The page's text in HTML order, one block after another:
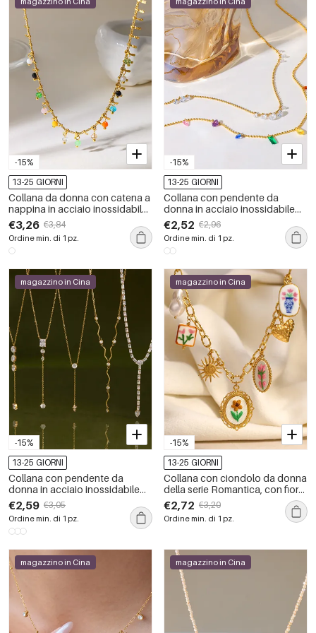
-15%
13-25 GIORNI
Collana da donna con catena a
nappina in acciaio inossidabile,
impermeabile, color oro e
zirconi.
€3,26 €3,84
Ordine min. di 1 pz.
-15%
13-25 GIORNI
Collana con pendente da
donna in acciaio inossidabile
impermeabile color oro con
zirconi
€2,52 €2,96
Ordine min. di 1 pz.
-15%
magazzino in Cina
13-25 GIORNI
Collana con pendente da
donna in acciaio inossidabile
impermeabile color oro con
zirconi
€2,59 €3,05
Ordine min. di 1 pz.
-15%
magazzino in Cina
13-25 GIORNI
Collana con ciondolo da donna
della serie Romantica, con fiore
dolce, forma irregolare e cuore,
in acciaio inossidabile,
impermeabile, colore oro.
€2,72 €3,20
Ordine min. di 1 pz.
magazzino in Cina magazzino in Cina